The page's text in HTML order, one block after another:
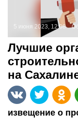
5 июня 2023, 12:08
Лучшие
на
извещение о